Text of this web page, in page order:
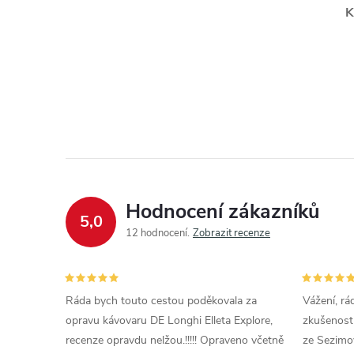
5,0 Hodnocení zákazníků
12 hodnocení Zobrazit recenze
Ráda bych touto cestou poděkovala za
opravu kávovaru DE Longhi Elleta Explore,
recenze opravdu nelžou.!!!!! Opraveno včetně
Vážení,
ze